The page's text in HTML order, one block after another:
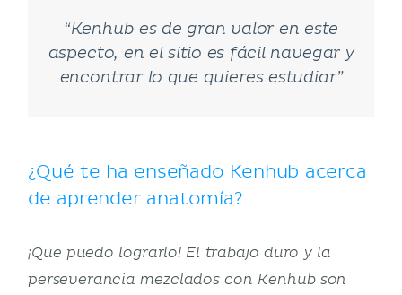
“Kenhub es de gran valor en este
aspecto, en el sitio es fácil navegar y
encontrar lo que quieres estudiar”
¿Qué te ha enseñado Kenhub acerca
de aprender anatomía?
¡Que puedo lograrlo! El trabajo duro y la
perseverancia mezclados con Kenhub son